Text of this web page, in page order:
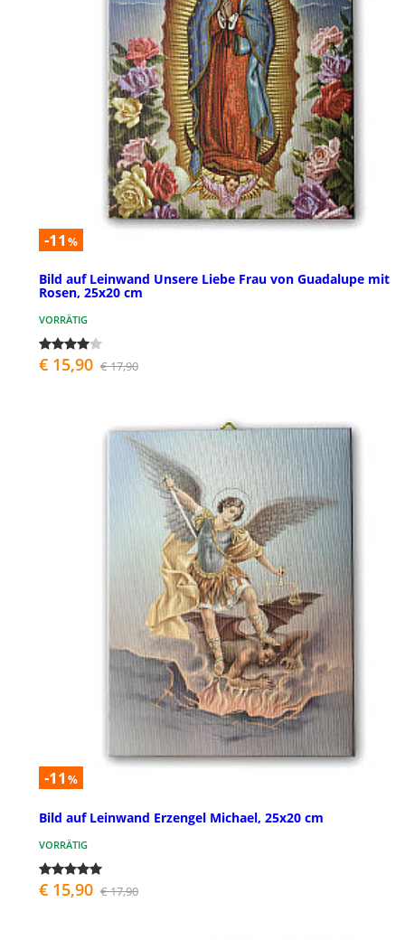
-11 %
Bild auf Leinwand Unsere Liebe Frau von Guadalupe mit
Rosen, 25x20 cm
VORRÄTIG
€ 15,90 € 17,90
-11 %
Bild auf Leinwand Erzengel Michael, 25x20 cm
VORRÄTIG
€ 15,90 € 17,90